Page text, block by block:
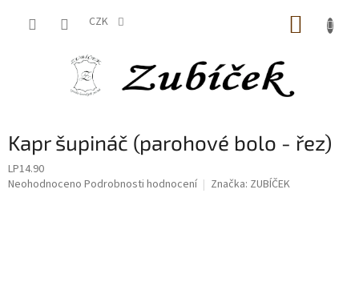
CZK
Kapr šupináč (parohové bolo - řez)
LP14.90
Průměrné
Neohodnoceno Podrobnosti hodnocení Značka: ZUBÍČEK